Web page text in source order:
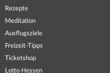
Rezepte
Meditation
Ausflugsziele
Freizeit-Tipps
Ticketshop
Lotto Hessen